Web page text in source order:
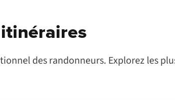
des randonneurs. Explorez les